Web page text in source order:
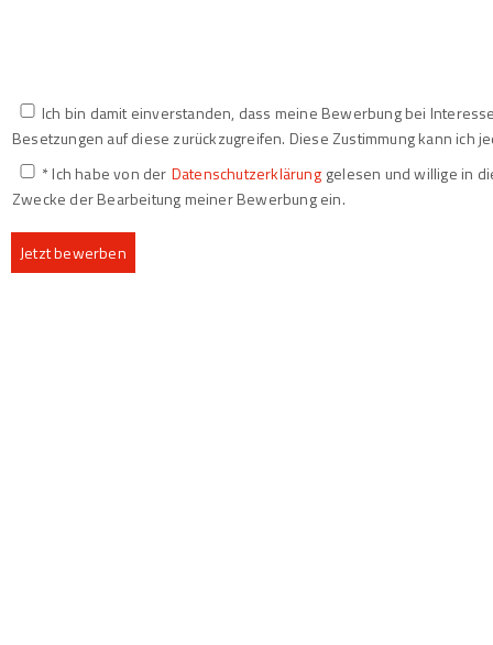
Ich bin damit einverstanden, dass meine Bewerbung bei
Besetzungen auf diese zurückzugreifen. Diese Zustimmung kann ich
* Ich habe von der Datenschutzerklärung gelesen und willige in
Zwecke der Bearbeitung meiner Bewerbung ein.
Jetzt bewerben